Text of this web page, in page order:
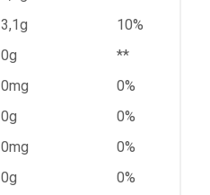
3,1g
10%
0g
**
0mg
0%
0g
0%
0mg
0%
0g
0%